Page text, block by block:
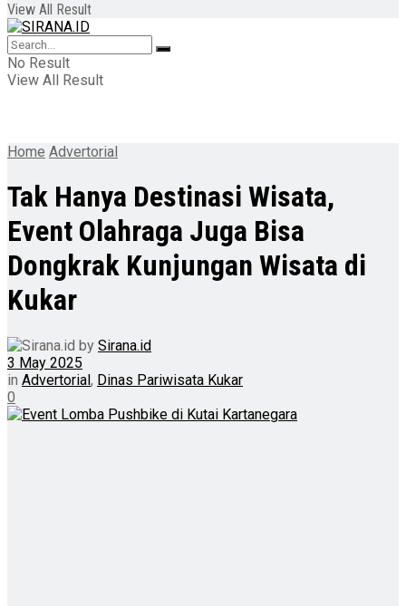
View All Result
No Result
View All Result
Home Advertorial
Tak Hanya Destinasi Wisata,
Event Olahraga Juga Bisa
Dongkrak Kunjungan Wisata di
Kukar
by Sirana.id
3 May 2025
in Advertorial, Dinas Pariwisata Kukar
0